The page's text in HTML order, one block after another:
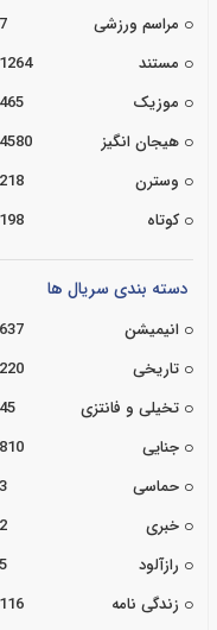
مراسم ورزشی
7
مستند
1264
موزیک
465
هیجان انگیز
4580
وسترن
218
کوتاه
198
دسته بندی سریال ها
انیمیشن 637
تاریخی
220
تخیلی و فانتزی
45
جنایی
810
حماسی
3
خبری
2
رازآلود
5
زندگی نامه
116